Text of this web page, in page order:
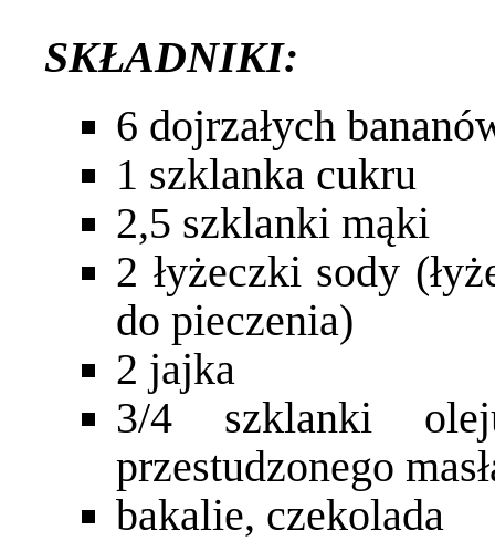
SKŁADNIKI:
6 dojrzałych
1 szklanka cukru
2,5 szklanki mąki
2 łyżeczki sody
do pieczenia)
2 jajka
3/4 szklanki
przestudzonego
bakalie, czekolada